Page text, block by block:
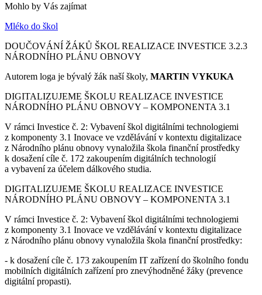
Mohlo by Vás zajímat
Mléko do škol
DOUČOVÁNÍ ŽÁKŮ ŠKOL REALIZACE INVESTICE 3.2.3
NÁRODNÍHO PLÁNU OBNOVY
Autorem loga je bývalý žák naší školy, MARTIN VYKUKA
DIGITALIZUJEME ŠKOLU REALIZACE INVESTICE
NÁRODNÍHO PLÁNU OBNOVY – KOMPONENTA 3.1
V rámci Investice č. 2: Vybavení škol digitálními technologiemi
z komponenty 3.1 Inovace ve vzdělávání v kontextu digitalizace
z Národního plánu obnovy vynaložila škola finanční prostředky
k dosažení cíle č. 172 zakoupením digitálních technologií
a vybavení za účelem dálkového studia.
DIGITALIZUJEME ŠKOLU REALIZACE INVESTICE
NÁRODNÍHO PLÁNU OBNOVY – KOMPONENTA 3.1
V rámci Investice č. 2: Vybavení škol digitálními technologiemi
z komponenty 3.1 Inovace ve vzdělávání v kontextu digitalizace
z Národního plánu obnovy vynaložila škola finanční prostředky:
- k dosažení cíle č. 173 zakoupením IT zařízení do školního fondu
mobilních digitálních zařízení pro znevýhodněné žáky (prevence
digitální propasti).